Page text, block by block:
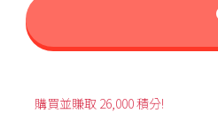
購買並賺取 26,000 積分!